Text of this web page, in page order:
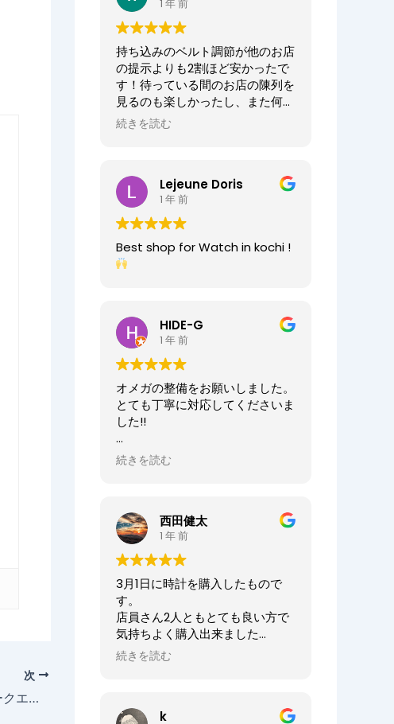
次
TIMEX(タイメックス)腕時計/ウィークエンダー セントラルパーク ホワイト×ネイビー・レッド【T2N747】入荷致しました。
1 年 前
持ち込みのベルト調節が他のお店
の提示よりも2割ほど安かったで
す！待っている間のお店の陳列を
見るのも楽しかったし、また何か
あればお願いしたいお店でした。
た。店員の方が親切なのに加え、
時計がお好きなのが伝わってきま
すし、寄り添った接客をしてくれ
ましたので、買い物が気持ちよく
できました。また、おすすめ通り
交換したベルトもガラッと雰囲気
と仕事がマッチしたご商売は人の
心を豊かにするんだなぁと感じ入
りました。ありがとうございま
す。
オーナーからの返信
先日はベルト調整のご依頼誠にあ
店内も楽しんでいただけて何より
でございます。
ませ。
続きを読む
Lejeune Doris
1 年 前
Best shop for Watch in kochi !
HIDE-G
1 年 前
オメガの整備をお願いしました。
とても丁寧に対応してくださいま
した!!
オーナーからの返信
HIDE-G様
正美堂時計店でございます。
この度は大切な時計の修理をお任
せいただき誠にありがとうござい
ます。
また、嬉しい口コミも誠にありが
とうございます！！
何度も来ていただき申し訳ござい
ませんでした。
ル等、永くお付き合いいただけま
続きを読む
西田健太
1 年 前
3月1日に時計を購入したもので
す。
店員さん2人ともとても良い方で
気持ちよく購入出来ました
ありがとうございました
この度は数ある時計店の中から当
続きを読む
k